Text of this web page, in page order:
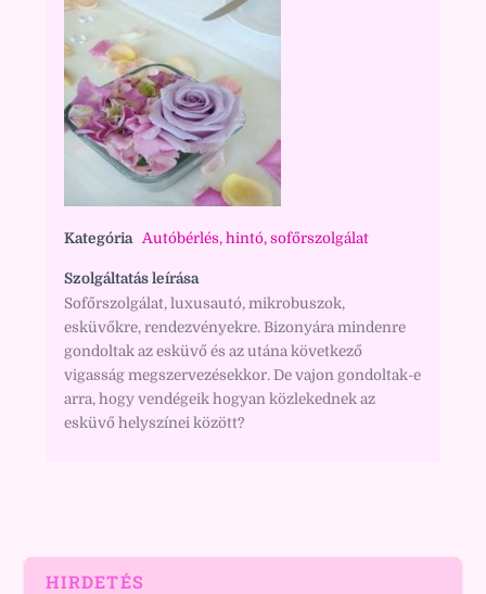
Kategória Autóbérlés, hintó, sofőrszolgálat
Szolgáltatás leírása
Sofőrszolgálat, luxusautó, mikrobuszok,
esküvőkre, rendezvényekre. Bizonyára mindenre
gondoltak az esküvő és az utána következő
vigasság megszervezésekkor. De vajon gondoltak-e
arra, hogy vendégeik hogyan közlekednek az
esküvő helyszínei között?
HIRDETÉS